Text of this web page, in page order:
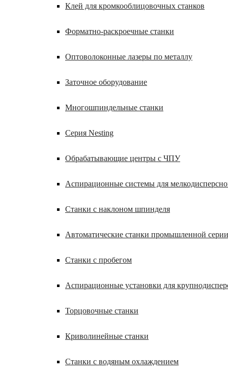
Клей для кромкооблицовочных станков
Форматно-раскроечные станки
Оптоволоконные лазеры по металлу
Заточное оборудование
Многошпиндельные станки
Серия Nesting
Обрабатывающие центры с ЧПУ
Аспирационные системы для
Станки с наклоном шпинделя
Автоматические станки промышленной серии
Станки с пробегом
Аспирационные установки для
Торцовочные станки
Криволинейные станки
Станки с водяным охлаждением